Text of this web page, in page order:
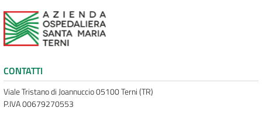
CONTATTI
Viale Tristano di Joannuccio 05100 Terni (TR)
P.IVA 00679270553